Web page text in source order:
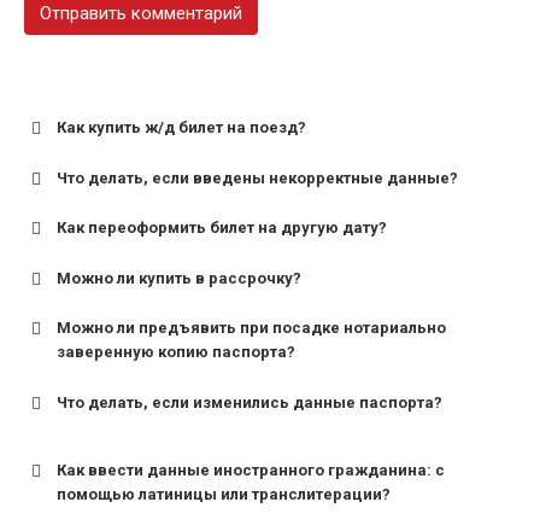
Как купить ж/д билет на поезд?
Что делать, если введены некорректные данные?
Как переоформить билет на другую дату?
Можно ли купить в рассрочку?
Можно ли предъявить при посадке нотариально
заверенную копию паспорта?
Что делать, если изменились данные паспорта?
Как ввести данные иностранного гражданина: с
помощью латиницы или транслитерации?